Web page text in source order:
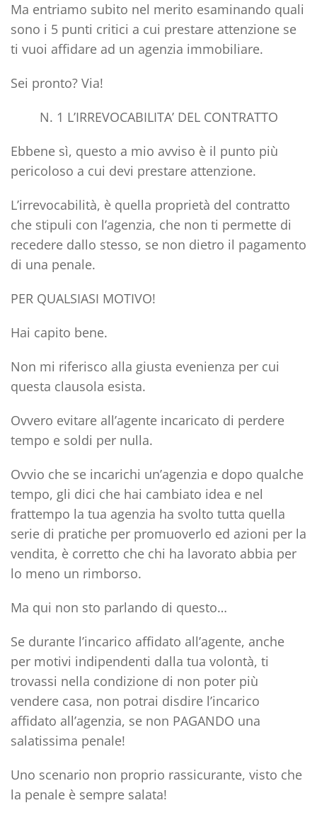
Ma entriamo subito nel merito esaminando quali
sono i 5 punti critici a cui prestare attenzione se
ti vuoi affidare ad un agenzia immobiliare.
Sei pronto? Via!
N. 1 L’IRREVOCABILITA’ DEL CONTRATTO
Ebbene sì, questo a mio avviso è il punto più
pericoloso a cui devi prestare attenzione.
L’irrevocabilità, è quella proprietà del contratto
che stipuli con l’agenzia, che non ti permette di
recedere dallo stesso, se non dietro il pagamento
di una penale.
PER QUALSIASI MOTIVO!
Hai capito bene.
Non mi riferisco alla giusta evenienza per cui
questa clausola esista.
Ovvero evitare all’agente incaricato di perdere
tempo e soldi per nulla.
Ovvio che se incarichi un’agenzia e dopo qualche
tempo, gli dici che hai cambiato idea e nel
frattempo la tua agenzia ha svolto tutta quella
serie di pratiche per promuoverlo ed azioni per la
vendita, è corretto che chi ha lavorato abbia per
lo meno un rimborso.
Ma qui non sto parlando di questo…
Se durante l’incarico affidato all’agente, anche
per motivi indipendenti dalla tua volontà, ti
trovassi nella condizione di non poter più
vendere casa, non potrai disdire l’incarico
affidato all’agenzia, se non PAGANDO una
salatissima penale!
Uno scenario non proprio rassicurante, visto che
la penale è sempre salata!